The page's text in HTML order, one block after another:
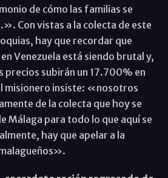
de cómo las familias se
Con vistas a la colecta de este
hay que recordar que
Venezuela está siendo brutal y,
precios subirán un 17.700% en
misionero insiste: «nosotros
de la colecta que hoy se
Málaga para todo lo que aquí se
hay que apelar a la